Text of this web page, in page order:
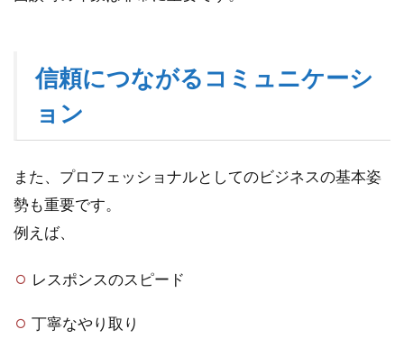
信頼につながるコミュニケーシ
ョン
また、プロフェッショナルとしてのビジネスの基本姿
勢も重要です。
例えば、
レスポンスのスピード
丁寧なやり取り